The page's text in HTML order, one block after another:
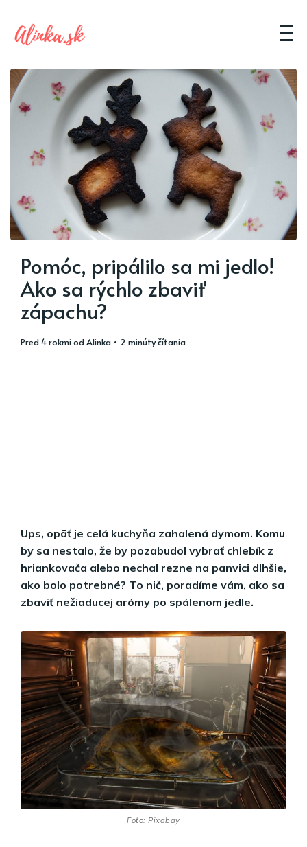
Pomóc, pripálilo sa mi jedlo!
Ako sa rýchlo zbaviť
zápachu?
pred 4 rokmiodAlinka • 2 minúty čítania
Ups, opäť je celá kuchyňa zahalená dymom. Komu
by sa nestalo, že by pozabudol vybrať chlebík z
hriankovača alebo nechal rezne na panvici dlhšie,
ako bolo potrebné? To nič, poradíme vám, ako sa
zbaviť nežiaducej arómy po spálenom jedle.
Foto: Pixabay